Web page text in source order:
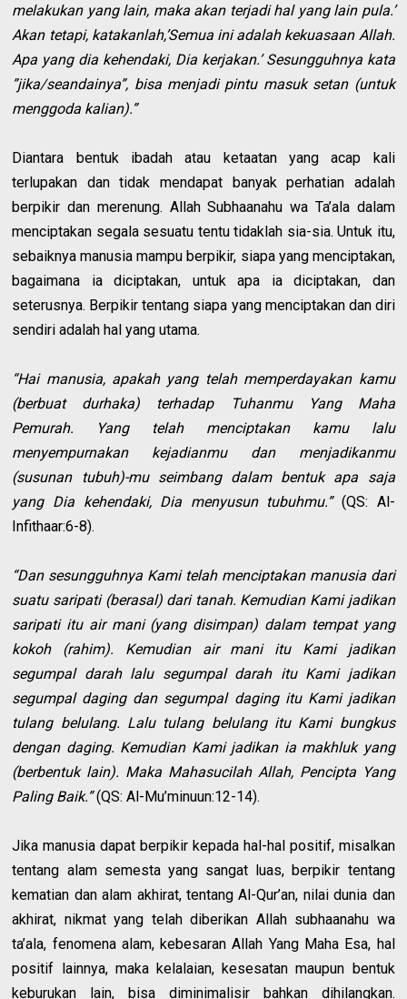
melakukan yang lain, maka akan terjadi hal yang lain pula.’
Akan tetapi, katakanlah,’Semua ini adalah kekuasaan Allah.
Apa yang dia kehendaki, Dia kerjakan.’ Sesungguhnya kata
”jika/seandainya”, bisa menjadi pintu masuk setan (untuk
menggoda kalian).”
Diantara bentuk ibadah atau ketaatan yang acap kali
terlupakan dan tidak mendapat banyak perhatian adalah
berpikir dan merenung. Allah Subhaanahu wa Ta’ala dalam
menciptakan segala sesuatu tentu tidaklah sia-sia. Untuk itu,
sebaiknya manusia mampu berpikir, siapa yang menciptakan,
bagaimana ia diciptakan, untuk apa ia diciptakan, dan
seterusnya. Berpikir tentang siapa yang menciptakan dan diri
sendiri adalah hal yang utama.
“Hai manusia, apakah yang telah memperdayakan kamu
(berbuat durhaka) terhadap Tuhanmu Yang Maha
Pemurah. Yang telah menciptakan kamu lalu
menyempurnakan kejadianmu dan menjadikanmu
(susunan tubuh)-mu seimbang dalam bentuk apa saja
yang Dia kehendaki, Dia menyusun tubuhmu.”(QS: Al-
Infithaar:6-8).
“Dan sesungguhnya Kami telah menciptakan manusia dari
suatu saripati (berasal) dari tanah. Kemudian Kami jadikan
saripati itu air mani (yang disimpan) dalam tempat yang
kokoh (rahim). Kemudian air mani itu Kami jadikan
segumpal darah lalu segumpal darah itu Kami jadikan
segumpal daging dan segumpal daging itu Kami jadikan
tulang belulang. Lalu tulang belulang itu Kami bungkus
dengan daging. Kemudian Kami jadikan ia makhluk yang
(berbentuk lain). Maka Mahasucilah Allah, Pencipta Yang
Paling Baik.”(QS: Al-Mu’minuun:12-14).
Jika manusia dapat berpikir kepada hal-hal positif, misalkan
tentang alam semesta yang sangat luas, berpikir tentang
kematian dan alam akhirat, tentang Al-Qur’an, nilai dunia dan
akhirat, nikmat yang telah diberikan Allah subhaanahu wa
ta’ala, fenomena alam, kebesaran Allah Yang Maha Esa, hal
positif lainnya, maka kelalaian, kesesatan maupun bentuk
keburukan lain, bisa diminimalisir bahkan dihilangkan.